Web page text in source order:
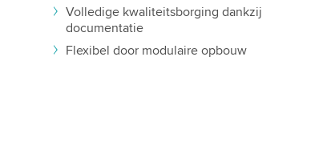
Volledige kwaliteitsborging dankzij
documentatie
Flexibel door modulaire opbouw